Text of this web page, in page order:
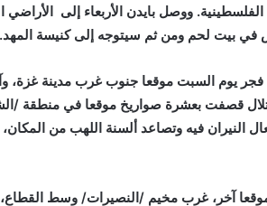
ووصل بايدن الأربعاء إلى الأراضي
في بيت لحم ومن ثم سيتوجه إلى كنيسة المهد.
فجر يوم السبت موقعا جنوب غرب مدينة
قصفت بعشرة صواريخ موقعا في
النيران فيه وتصاعد ألسنة اللهب من
آخر، غرب مخيم /النصيرات/ وسط القطاع،